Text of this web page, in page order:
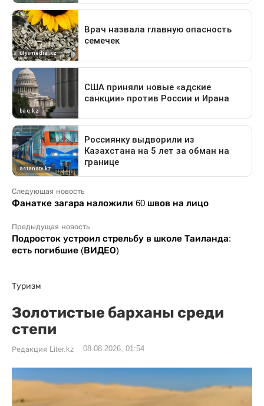
Следующая новость
Фанатке загара наложили 60 швов на лицо
Предыдущая новость
Подросток устроил стрельбу в школе Таиланда:
есть погибшие (ВИДЕО)
Туризм
Золотистые барханы среди
степи
Редакция Liter.kz 08.08.2026, 01:54